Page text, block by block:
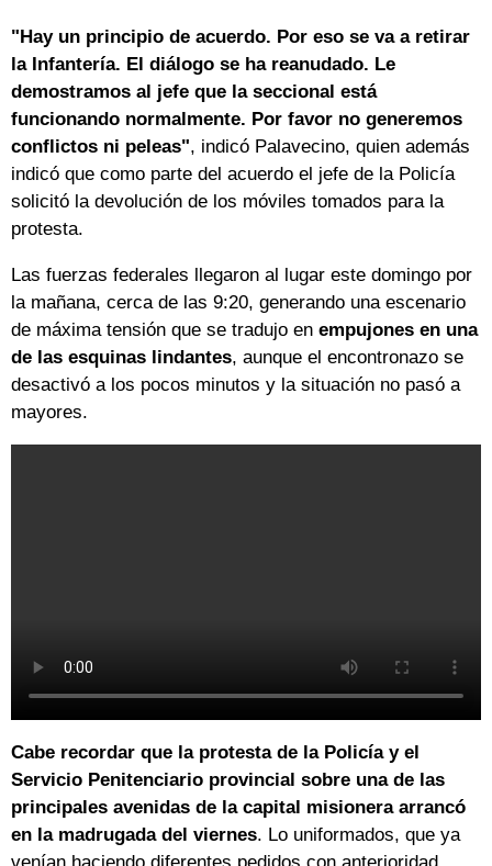
"Hay un principio de acuerdo. Por eso se va a retirar
la Infantería. El diálogo se ha reanudado. Le
demostramos al jefe que la seccional está
funcionando normalmente. Por favor no generemos
conflictos ni peleas", indicó Palavecino, quien además
indicó que como parte del acuerdo el jefe de la Policía
solicitó la devolución de los móviles tomados para la
protesta.
Las fuerzas federales llegaron al lugar este domingo por
la mañana, cerca de las 9:20, generando una escenario
de máxima tensión que se tradujo en empujones en una
de las esquinas lindantes, aunque el encontronazo se
desactivó a los pocos minutos y la situación no pasó a
mayores.
Cabe recordar que la protesta de la Policía y el
Servicio Penitenciario provincial sobre una de las
principales avenidas de la capital misionera arrancó
en la madrugada del viernes. Lo uniformados, que ya